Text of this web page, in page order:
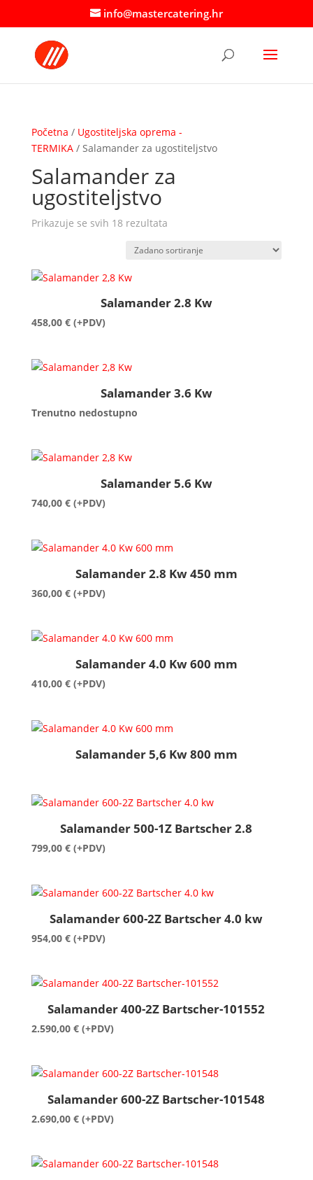
info@mastercatering.hr
Početna / Ugostiteljska oprema -
TERMIKA/ Salamander za ugostiteljstvo
Salamander za
ugostiteljstvo
Prikazuje se svih 18 rezultata
Salamander 2.8 Kw
458,00 € (+PDV)
Salamander 3.6 Kw
Trenutno nedostupno
Salamander 5.6 Kw
740,00 € (+PDV)
Salamander 2.8 Kw 450 mm
360,00 € (+PDV)
Salamander 4.0 Kw 600 mm
410,00 € (+PDV)
Salamander 5,6 Kw 800 mm
Salamander 500-1Z Bartscher 2.8
799,00 € (+PDV)
Salamander 600-2Z Bartscher 4.0 kw
954,00 € (+PDV)
Salamander 400-2Z Bartscher-101552
2.590,00 € (+PDV)
Salamander 600-2Z Bartscher-101548
2.690,00 € (+PDV)